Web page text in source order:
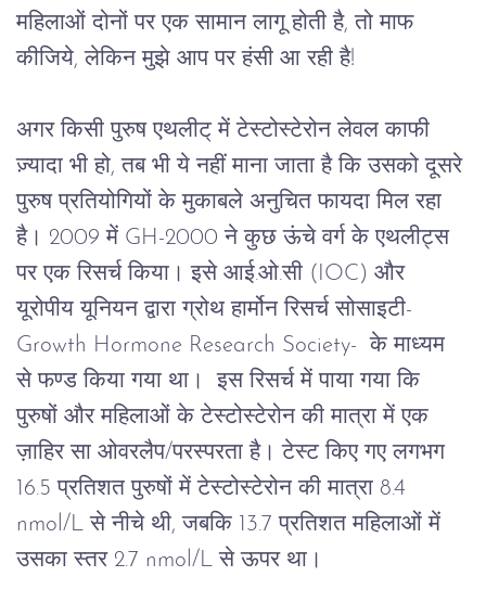
महिलाओं दोनों पर एक सामान लागू होती है, तो माफ
कीजिये, लेकिन मुझे आप पर हंसी आ रही है!
अगर किसी पुरुष एथलीट् में टेस्टोस्टेरोन लेवल काफी
ज़्यादा भी हो, तब भी ये नहीं माना जाता है कि उसको दूसरे
पुरुष प्रतियोगियों के मुकाबले अनुचित फायदा मिल रहा
है। 2009 में GH-2000 ने कुछ ऊंचे वर्ग के एथलीट्स
पर एक रिसर्च किया। इसे आई.ओ.सी (IOC) और
यूरोपीय यूनियन द्वारा ग्रोथ हार्मोन रिसर्च सोसाइटी-
Growth Hormone Research Society- के माध्यम
से फण्ड किया गया था। इस रिसर्च में पाया गया कि
पुरुषों और महिलाओं के टेस्टोस्टेरोन की मात्रा में एक
ज़ाहिर सा ओवरलैप/परस्परता है। टेस्ट किए गए लगभग
16.5 प्रतिशत पुरुषों में टेस्टोस्टेरोन की मात्रा 8.4
nmol/L से नीचे थी, जबकि 13.7 प्रतिशत महिलाओं में
उसका स्तर 2.7 nmol/L से ऊपर था।